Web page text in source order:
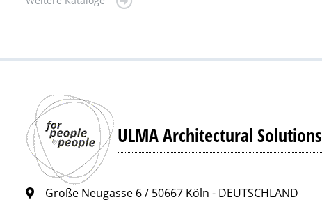
ULMA Architectural Solutions
Große Neugasse 6 / 50667 Köln - DEUTSCHLAND